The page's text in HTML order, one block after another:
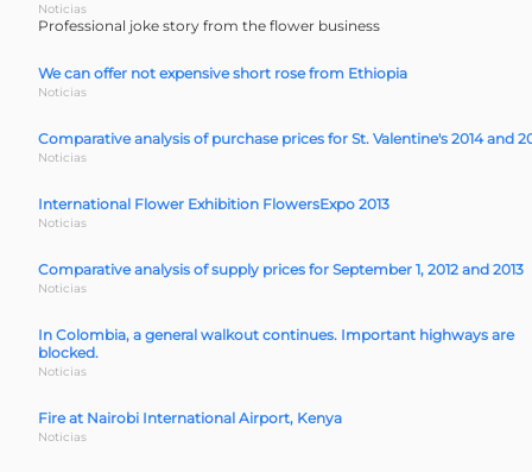
Noticias
Professional joke story from the flower business
We can offer not expensive short rose from Ethiopia
Noticias
Comparative analysis of purchase prices for St. Valentine's 2014 and
Noticias
International Flower Exhibition FlowersExpo 2013
Noticias
Comparative analysis of supply prices for September 1, 2012 and 2013
Noticias
In Colombia, a general walkout continues. Important highways are
blocked.
Noticias
Fire at Nairobi International Airport, Kenya
Noticias